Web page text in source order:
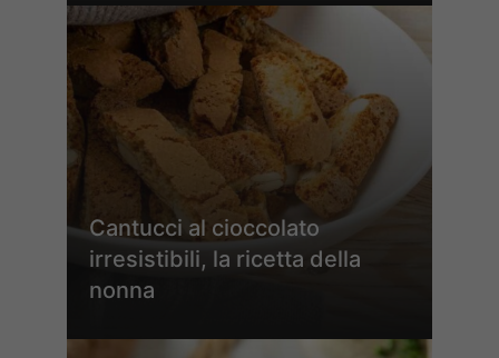
Cantucci al cioccolato
irresistibili, la ricetta della
nonna